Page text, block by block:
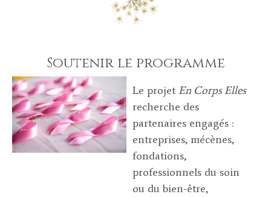
Soutenir le programme
Le projet En Corps Elles
recherche des
partenaires engagés :
entreprises, mécènes,
fondations,
professionnels du soin
ou du bien-être,